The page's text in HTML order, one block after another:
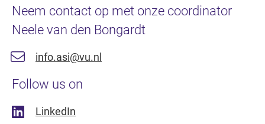
Neem contact op met onze coordinator
Neele van den Bongardt
info.asi@vu.nl
Follow us on
LinkedIn